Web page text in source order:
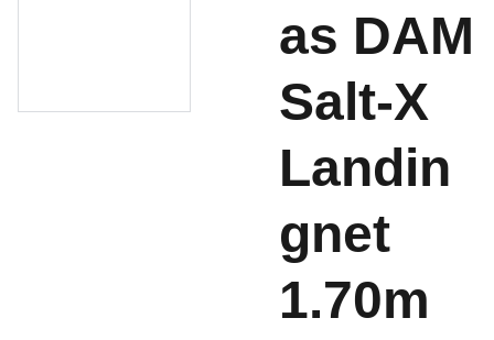
as DAM
Salt-X
Landin
gnet
1.70m